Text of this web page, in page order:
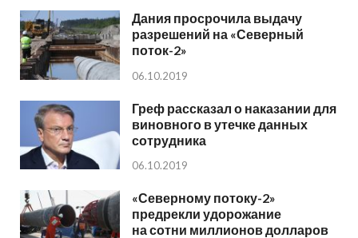
Дания просрочила выдачу
разрешений на «Северный
поток-2»
06.10.2019
Греф рассказал о наказании для
виновного в утечке данных
сотрудника
06.10.2019
«Северному потоку-2»
предрекли удорожание
на сотни миллионов долларов